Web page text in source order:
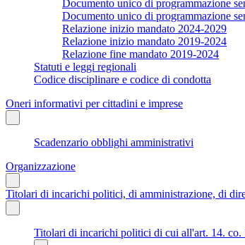
Documento unico di programmazione
Documento unico di programmazione
Relazione inizio mandato 2024-2029
Relazione inizio mandato 2019-2024
Relazione fine mandato 2019-2024
Statuti e leggi regionali
Codice disciplinare e codice di condotta
Oneri informativi per cittadini e imprese
Scadenzario obblighi amministrativi
Organizzazione
Titolari di incarichi politici, di amministrazione, di
Titolari di incarichi politici di cui all'art. 14. co.